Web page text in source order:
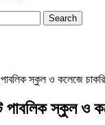
পাবলিক স্কুল ও কলেজে
পাবলিক স্কুল ও